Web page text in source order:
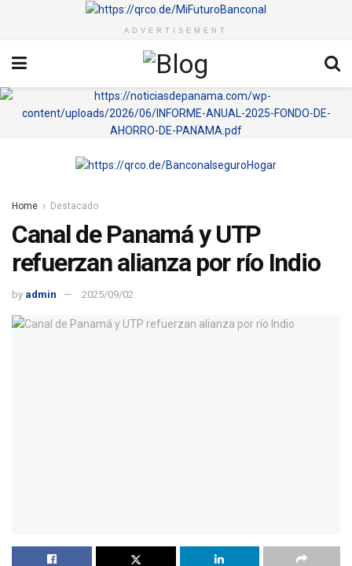
ADVERTISEMENT
Home Destacado
Canal de Panamá y UTP
refuerzan alianza por río Indio
by admin 2025/09/02